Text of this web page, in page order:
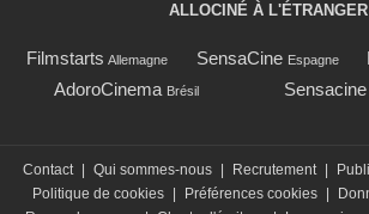
ALLOCINÉ À L'ÉTRANGER
Filmstarts Allemagne SensaCine Espagne
AdoroCinema Brésil
Contact Qui sommes-nous Recrutement
Politique de cookies
Préférences cookies